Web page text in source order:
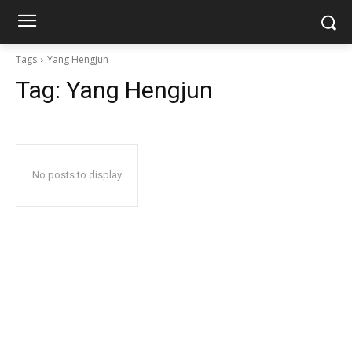
Tags Yang Hengjun
Tag: Yang Hengjun
No posts to display